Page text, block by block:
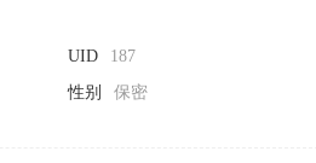
UID 187
性别 保密